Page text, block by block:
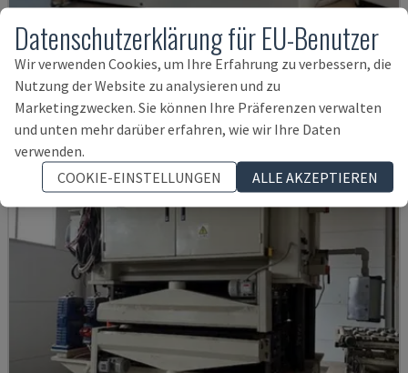
S3 223TM
VIET - BANDSCHLEIFER
DEUTSCHLAND 2006
17.000 €
Datenschutzerklärung für EU-Benutzer
Wir verwenden Cookies, um Ihre Erfahrung zu verbessern, die
Nutzung der Website zu analysieren und zu
Marketingzwecken. Sie können Ihre Präferenzen verwalten
und unten mehr darüber erfahren, wie wir Ihre Daten
verwenden.
COOKIE-EINSTELLUNGEN
ALLE AKZEPTIEREN